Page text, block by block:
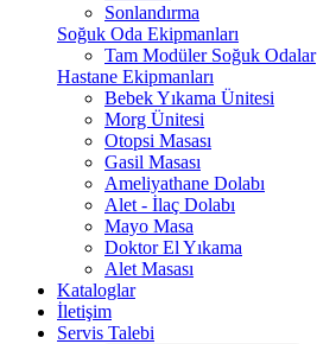
Sonlandırma
Soğuk Oda Ekipmanları
Tam Modüler Soğuk Odalar
Hastane Ekipmanları
Bebek Yıkama Ünitesi
Morg Ünitesi
Otopsi Masası
Gasil Masası
Ameliyathane Dolabı
Alet - İlaç Dolabı
Mayo Masa
Doktor El Yıkama
Alet Masası
Kataloglar
İletişim
Servis Talebi